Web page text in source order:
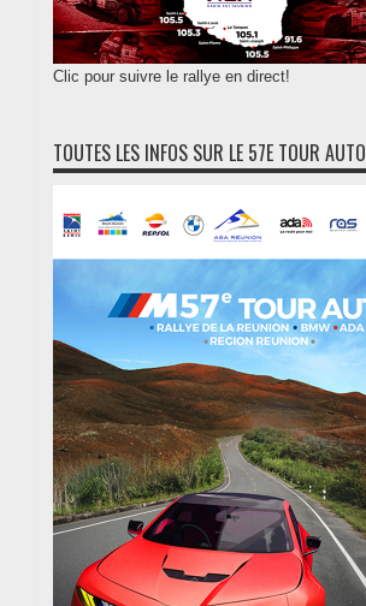
Clic pour suivre le rallye en direct!
TOUTES LES INFOS SUR LE 57E TOUR AUTO